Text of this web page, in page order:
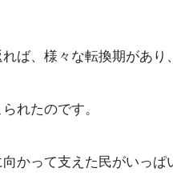
ば、様々な転換期があり
れたのです。
かって支えた民がいっ